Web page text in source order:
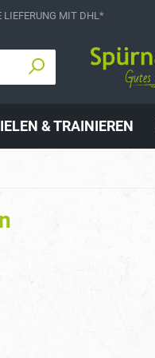
LIEFERUNG MIT DHL*
& TRAINIEREN